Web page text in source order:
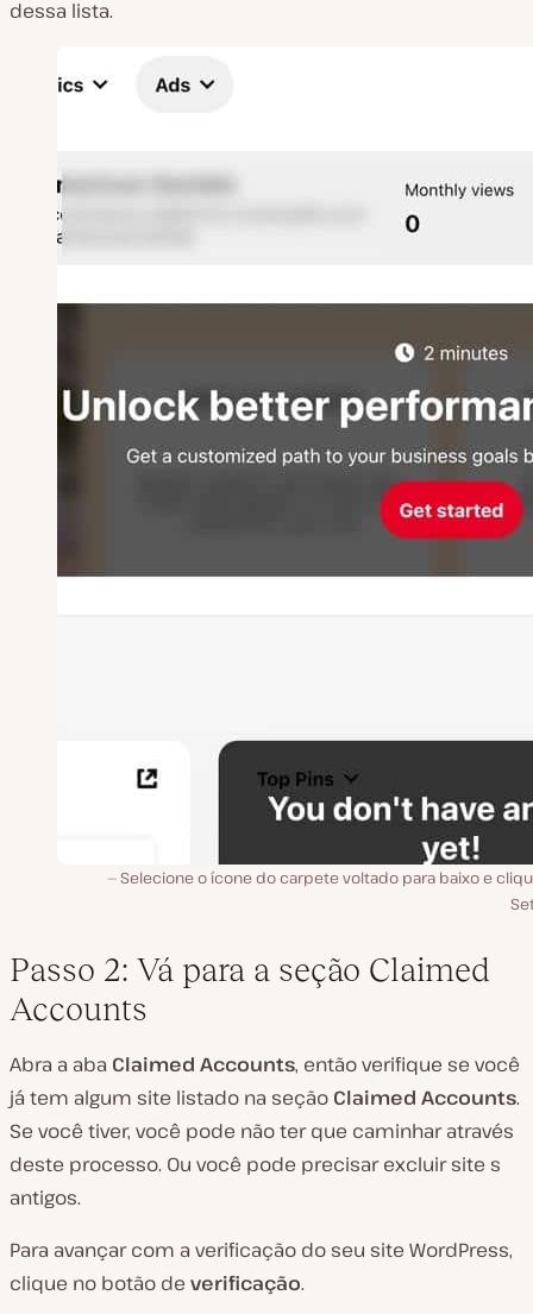
dessa lista.
Selecione o ícone do carpete voltado para baixo e
Passo 2: Vá para a seção Claimed
Accounts
Abra a aba Claimed Accounts, então verifique se você
já tem algum site listado na seção Claimed Accounts.
Se você tiver, você pode não ter que caminhar através
deste processo. Ou você pode precisar excluir site s
antigos.
Para avançar com a verificação do seu site WordPress,
clique no botão de verificação.